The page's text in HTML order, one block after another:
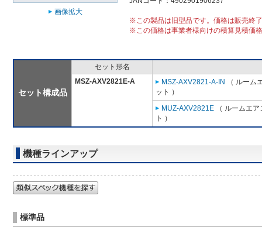
画像拡大
※この製品は旧型品です。価格は販売終
※この価格は事業者様向けの積算見積価
セット構成品
セット形名
MSZ-AXV2821E-A
MSZ-AXV2821-A-IN
（ ルーム
ット ）
MUZ-AXV2821E （ ルームエ
ト ）
機種ラインアップ
標準品